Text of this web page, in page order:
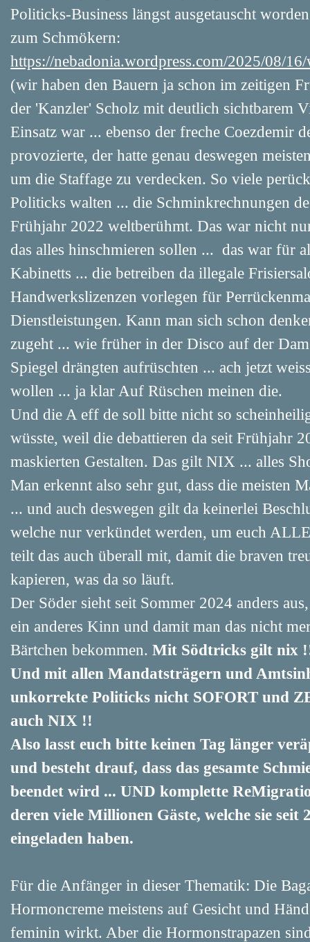
Politicks-Business längst ausgetauscht
zum Schmökern:
https://nebadonia.wordpress.com/2025/08/
(wir haben den Bauern ja schon im zeitigen
der 'Kanzler' Scholz mit deutlich sichtbarem
Einsatz war ... ebenso der freche Coezdemir
provozierte, der hatte genau deswegen
um die Staffage zu verdecken. So viele
Politicks walten ... die Schminkrechnungen
Frühjahr 2022 weltberühmt. Das war nicht
das alles hinschmieren sollen ... das war für
Kabinetts ... die betreiben da illegale
Handwerkslizenzen vorlegen für
Dienstleistungen. Kann man sich schon
zugeht ... wie früher in der Disco auf der
Spiegel drängten aufrüschten ... ach jetzt
wollen ... ja klar Auf Rüschen meinen die.
Und die A eff de soll bitte nicht so
wüsste, weil die debattieren da seit Frühjahr
maskierten Gestalten. Das gilt NIX ... alles
Man erkennt also sehr gut, dass die meisten
... und auch deswegen gilt da keinerlei
welche nur verkündet werden, um euch
teilt das auch überall mit, damit die braven
kapieren, was da so läuft.
Der Söder sieht seit Sommer 2024 anders
ein anderes Kinn und damit man das nicht
Bärtchen bekommen. Mit Södtricks gilt nix
Und mit allen Mandatsträgern und
unkorrekte Politicks nicht SOFORT und
auch NIX !!
Also lasst euch bitte keinen Tag länger
und besteht drauf, dass das gesamte
beendet wird ... UND komplette
deren viele Millionen Gäste, welche sie seit
eingeladen haben.
Für die Anfänger in dieser Thematik: Die
Hormoncreme meistens auf Gesicht und
feminin wirkt. Aber die Hormonstrapazen